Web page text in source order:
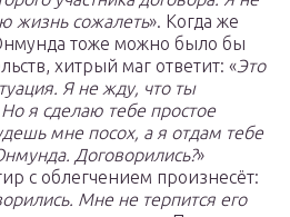
жизнь сожалеть». Когда же
тоже можно было бы
хитрый маг ответит: «Это
Я не жду, что ты
я сделаю тебе простое
мне посох, а я отдам тебе
Договорились?»
с облегчением произнесёт:
Мне не терпится его